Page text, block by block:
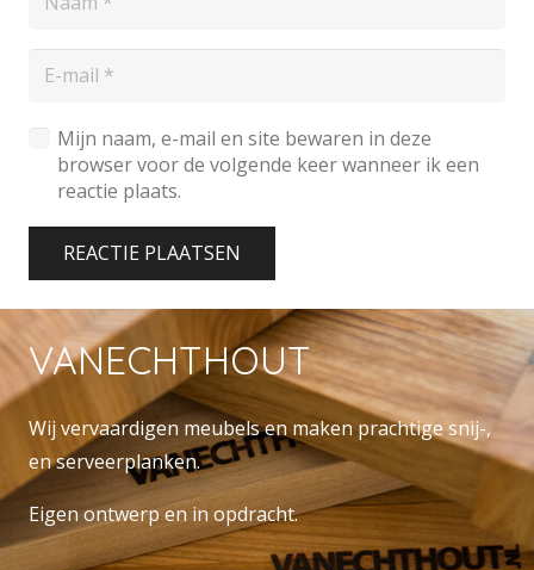
Mijn naam, e-mail en site bewaren in deze
browser voor de volgende keer wanneer ik een
reactie plaats.
REACTIE PLAATSEN
VANECHTHOUT
Wij vervaardigen meubels en maken prachtige snij-,
en serveerplanken.
Eigen ontwerp en in opdracht.